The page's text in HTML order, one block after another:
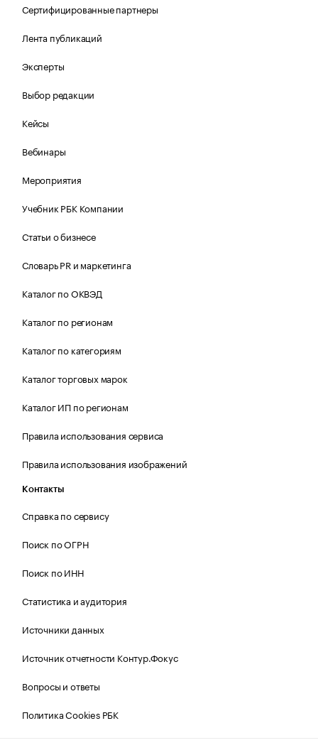
Сертифицированные партнеры
Лента публикаций
Эксперты
Выбор редакции
Кейсы
Вебинары
Мероприятия
Учебник РБК Компании
Статьи о бизнесе
Словарь PR и маркетинга
Каталог по ОКВЭД
Каталог по регионам
Каталог по категориям
Каталог торговых марок
Каталог ИП по регионам
Правила использования сервиса
Правила использования изображений
Контакты
Справка по сервису
Поиск по ОГРН
Поиск по ИНН
Статистика и аудитория
Источники данных
Источник отчетности Контур.Фокус
Вопросы и ответы
Политика Cookies РБК